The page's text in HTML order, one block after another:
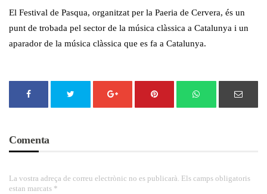
El Festival de Pasqua, organitzat per la Paeria de Cervera, és un
punt de trobada pel sector de la música clàssica a Catalunya i un
aparador de la música clàssica que es fa a Catalunya.
Comenta
La vostra adreça de correu electrònic no es publicarà. Els camps obligatoris
estan marcats *